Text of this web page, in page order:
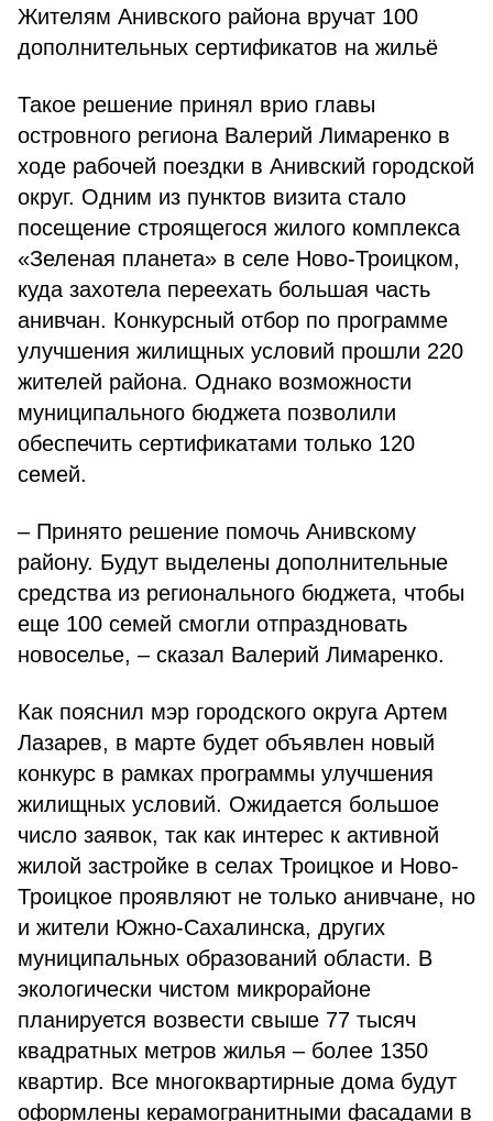
Жителям Анивского района вручат 100
дополнительных сертификатов на жильё
Такое решение принял врио главы
островного региона Валерий Лимаренко в
ходе рабочей поездки в Анивский городской
округ. Одним из пунктов визита стало
посещение строящегося жилого комплекса
«Зеленая планета» в селе Ново-Троицком,
куда захотела переехать большая часть
анивчан. Конкурсный отбор по программе
улучшения жилищных условий прошли 220
жителей района. Однако возможности
муниципального бюджета позволили
обеспечить сертификатами только 120
семей.
– Принято решение помочь Анивскому
району. Будут выделены дополнительные
средства из регионального бюджета, чтобы
еще 100 семей смогли отпраздновать
новоселье, – сказал Валерий Лимаренко.
Как пояснил мэр городского округа Артем
Лазарев, в марте будет объявлен новый
конкурс в рамках программы улучшения
жилищных условий. Ожидается большое
число заявок, так как интерес к активной
жилой застройке в селах Троицкое и Ново-
Троицкое проявляют не только анивчане, но
и жители Южно-Сахалинска, других
муниципальных образований области. В
экологически чистом микрорайоне
планируется возвести свыше 77 тысяч
квадратных метров жилья – более 1350
квартир. Все многоквартирные дома будут
оформлены керамогранитными фасадами в